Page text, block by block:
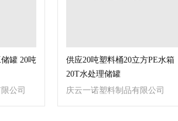
罐 20吨
公司
供应20吨塑料桶20立方PE水箱
20T水处理储罐
庆云一诺塑料制品有限公司